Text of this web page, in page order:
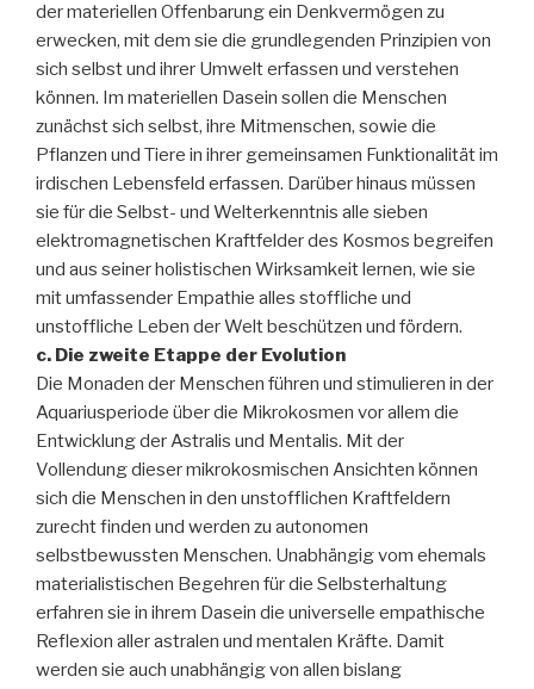
der materiellen Offenbarung ein Denkvermögen zu
erwecken, mit dem sie die grundlegenden Prinzipien von
sich selbst und ihrer Umwelt erfassen und verstehen
können. Im materiellen Dasein sollen die Menschen
zunächst sich selbst, ihre Mitmenschen, sowie die
Pflanzen und Tiere in ihrer gemeinsamen Funktionalität im
irdischen Lebensfeld erfassen. Darüber hinaus müssen
sie für die Selbst- und Welterkenntnis alle sieben
elektromagnetischen Kraftfelder des Kosmos begreifen
und aus seiner holistischen Wirksamkeit lernen, wie sie
mit umfassender Empathie alles stoffliche und
unstoffliche Leben der Welt beschützen und fördern.
c. Die zweite Etappe der Evolution
Die Monaden der Menschen führen und stimulieren in der
Aquariusperiode über die Mikrokosmen vor allem die
Entwicklung der Astralis und Mentalis. Mit der
Vollendung dieser mikrokosmischen Ansichten können
sich die Menschen in den unstofflichen Kraftfeldern
zurecht finden und werden zu autonomen
selbstbewussten Menschen. Unabhängig vom ehemals
materialistischen Begehren für die Selbsterhaltung
erfahren sie in ihrem Dasein die universelle empathische
Reflexion aller astralen und mentalen Kräfte. Damit
werden sie auch unabhängig von allen bislang